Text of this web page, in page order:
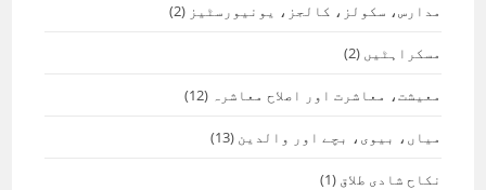
مدارس، سکولز، کالجز، یونیورسٹیز (2)
مسکراہٹیں (2)
معیشت، معاشرت اور اصلاح معاشرہ (12)
میاں، بیوی، بچے اور والدین (13)
نکاح شادی طلاق (1)